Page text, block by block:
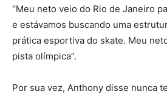
“Meu neto veio do Rio de Janeiro
e estávamos buscando uma
prática esportiva do skate. Meu
pista olímpica”.
Por sua vez, Anthony disse nunca